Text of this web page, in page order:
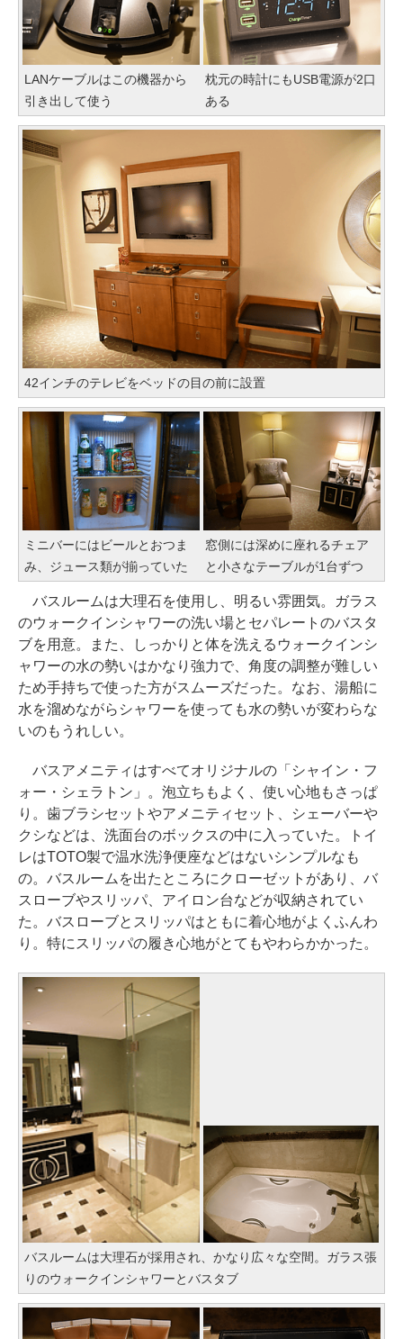
LANケーブルはこの機器から
引き出して使う
枕元の時計にもUSB電源が2口
ある
42インチのテレビをベッドの目の前に設置
ミニバーにはビールとおつま
み、ジュース類が揃っていた
窓側には深めに座れるチェア
と小さなテーブルが1台ずつ
バスルームは大理石を使用し、明るい雰囲気。ガラス
のウォークインシャワーの洗い場とセパレートのバスタ
ブを用意。また、しっかりと体を洗えるウォークインシ
ャワーの水の勢いはかなり強力で、角度の調整が難しい
ため手持ちで使った方がスムーズだった。なお、湯船に
水を溜めながらシャワーを使っても水の勢いが変わらな
いのもうれしい。
バスアメニティはすべてオリジナルの「シャイン・フ
ォー・シェラトン」。泡立ちもよく、使い心地もさっぱ
り。歯ブラシセットやアメニティセット、シェーバーや
クシなどは、洗面台のボックスの中に入っていた。トイ
レはTOTO製で温水洗浄便座などはないシンプルなも
の。バスルームを出たところにクローゼットがあり、バ
スローブやスリッパ、アイロン台などが収納されてい
た。バスローブとスリッパはともに着心地がよくふんわ
り。特にスリッパの履き心地がとてもやわらかかった。
バスルームは大理石が採用され、かなり広々な空間。ガラス張
りのウォークインシャワーとバスタブ